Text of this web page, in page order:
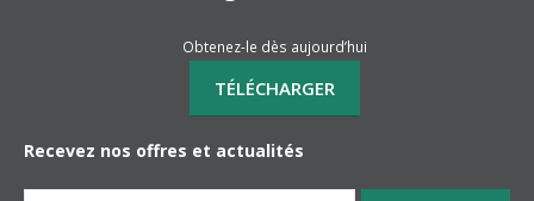
Recevez nos offres et actualités
Obtenez-le dès aujourd’hui